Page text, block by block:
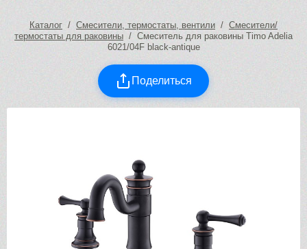
Каталог / Смесители, термостаты, вентили / Смесители/
термостаты для раковины / Смеситель для раковины Timo Adelia
6021/04F black-antique
Поделиться